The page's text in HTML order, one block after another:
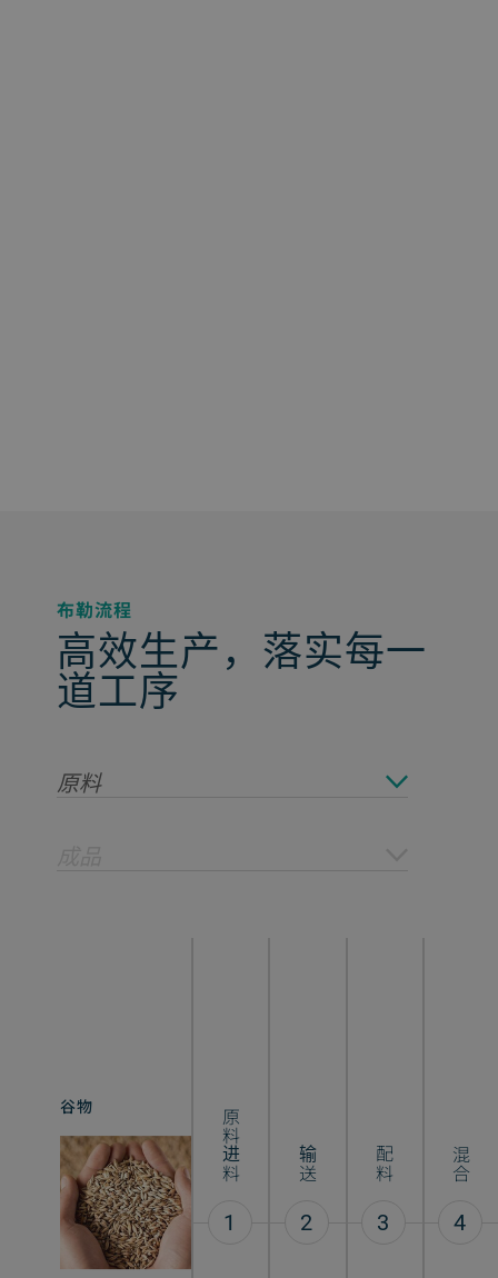
布勒流程
高效生产，落实每一
道工序
原料
谷物
原料进料
1
输送
2
配料
3
混合
4